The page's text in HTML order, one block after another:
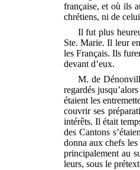
française, et où ils
chrétiens, ni de
Il fut plus
Ste. Marie. Il leur
les Français. Ils
devant d’eux.
M. de
regardés
étaient les
couvrir ses
intérêts. Il était
des Cantons
donna aux chefs les
principalement au
leurs, sous le